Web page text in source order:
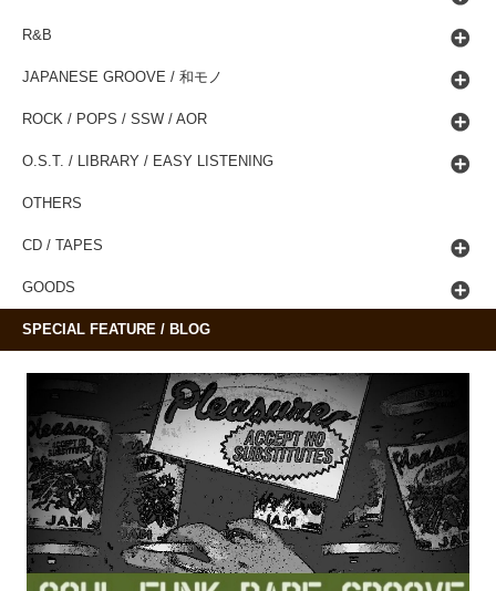
R&B
JAPANESE GROOVE / 和モノ
ROCK / POPS / SSW / AOR
O.S.T. / LIBRARY / EASY LISTENING
OTHERS
CD / TAPES
GOODS
SPECIAL FEATURE / BLOG